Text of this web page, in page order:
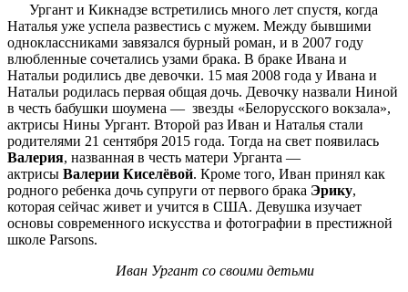
Ургант и Кикнадзе встретились много лет спустя, когда
Наталья уже успела развестись с мужем. Между бывшими
одноклассниками завязался бурный роман, и в 2007 году
влюбленные сочетались узами брака. В браке Ивана и
Натальи родились две девочки. 15 мая 2008 года у Ивана и
Натальи родилась первая общая дочь. Девочку назвали Ниной
в честь бабушки шоумена — звезды «Белорусского вокзала»,
актрисы Нины Ургант. Второй раз Иван и Наталья стали
родителями 21 сентября 2015 года. Тогда на свет появилась
Валерия, названная в честь матери Урганта —
актрисы Валерии Киселёвой. Кроме того, Иван принял как
родного ребенка дочь супруги от первого брака Эрику,
которая сейчас живет и учится в США. Девушка изучает
основы современного искусства и фотографии в престижной
школе Parsons.
Иван Ургант со своими детьми